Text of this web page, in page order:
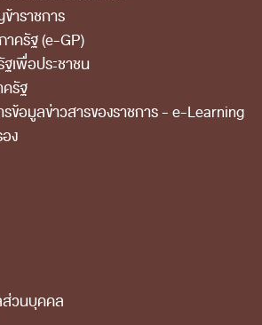
/ราคากลาง/ขายพัสดุเสื่อม
าง
ญญา
ซื้อจัดจ้าง หรือการจัดการ
ชการ
าราชการ
าครัฐ (e-GP)
เพื่อประชาชน
รัฐ
ข้อมูลข่าวสารของราชการ - e-Learning
ง
ส่วนบุคคล